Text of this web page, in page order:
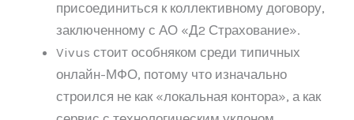
присоединиться к коллективному договору,
заключенному с АО «Д2 Страхование».
Vivus стоит особняком среди типичных
онлайн-МФО, потому что изначально
строился не как «локальная контора», а как